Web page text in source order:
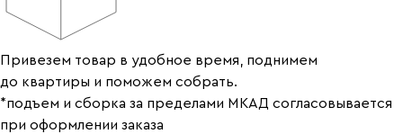
Привезем товар в удобное время, поднимем
до квартиры и поможем собрать.
*подъем и сборка за пределами МКАД согласовывается
при оформлении заказа